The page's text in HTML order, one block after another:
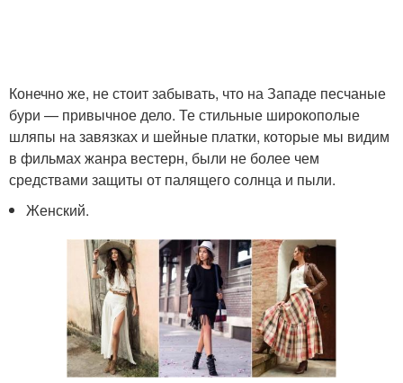
Конечно же, не стоит забывать, что на Западе песчаные
бури — привычное дело. Те стильные широкополые
шляпы на завязках и шейные платки, которые мы видим
в фильмах жанра вестерн, были не более чем
средствами защиты от палящего солнца и пыли.
Женский.